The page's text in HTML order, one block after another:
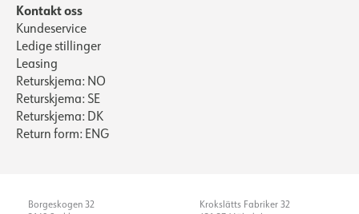
Kontakt oss
Kundeservice
Ledige stillinger
Leasing
Returskjema: NO
Returskjema: SE
Returskjema: DK
Return form: ENG
Borgeskogen 32
Krokslätts Fabriker 32